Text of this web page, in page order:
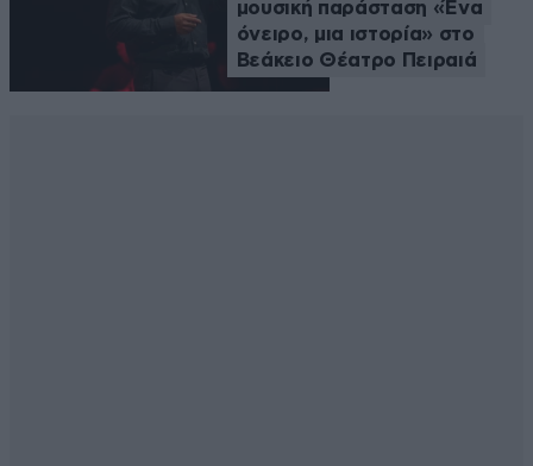
μουσική παράσταση «Ένα
όνειρο, μια ιστορία» στο
Βεάκειο Θέατρο Πειραιά